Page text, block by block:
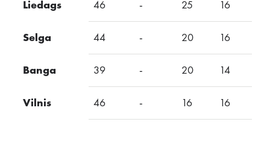
Liedags 46 - 25 16
Selga 44 - 20 16
Banga 39 - 20 14
Vilnis 46 - 16 16